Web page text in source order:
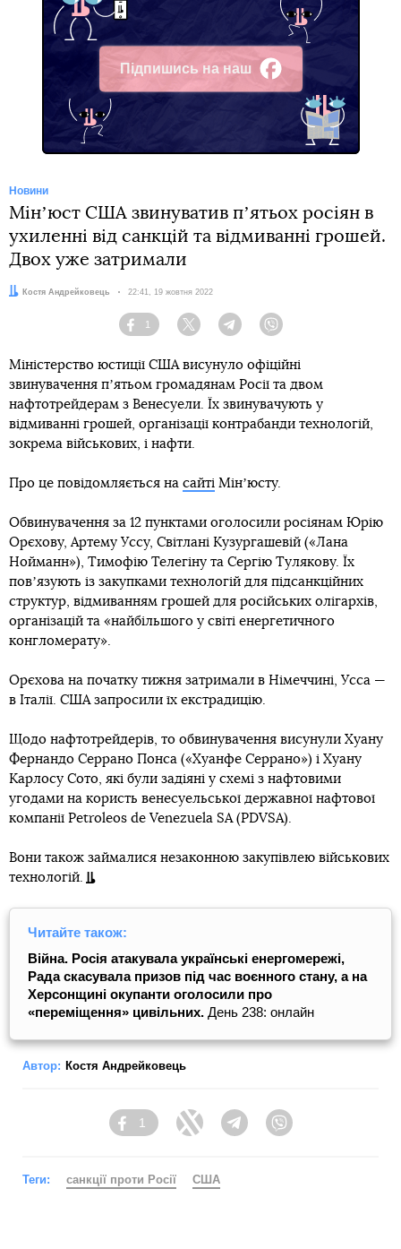
Підпишись на наш
Facebook
Новини
Мінʼюст США звинуватив пʼятьох росіян в
ухиленні від санкцій та відмиванні грошей.
Двох уже затримали
Автор:Костя Андрейковець Дата:
22:41, 19 жовтня 2022
Facebook
1
Twitter TelegramViber
Міністерство юстиції США висунуло офіційні
звинувачення пʼятьом громадянам Росії та двом
нафтотрейдерам з Венесуели. Їх звинувачують у
відмиванні грошей, організації контрабанди технологій,
зокрема військових, і нафти.
Про це повідомляється на сайті Мінʼюсту.
Обвинувачення за 12 пунктами оголосили росіянам Юрію
Орєхову, Артему Уссу, Світлані Кузургашевій («Лана
Нойманн»), Тимофію Телегіну та Сергію Тулякову. Їх
повʼязують із закупками технологій для підсанкційних
структур, відмиванням грошей для російських олігархів,
організацій та «найбільшого у світі енергетичного
конгломерату».
Орєхова на початку тижня затримали в Німеччині, Усса —
в Італії. США запросили їх екстрадицію.
Щодо нафтотрейдерів, то обвинувачення висунули Хуану
Фернандо Серрано Понса («Хуанфе Серрано») і Хуану
Карлосу Сото, які були задіяні у схемі з нафтовими
угодами на користь венесуельської державної нафтової
компанії Petroleos de Venezuela SA (PDVSA).
Вони також займалися незаконною закупівлею військових
технологій.
Читайте також:
Війна. Росія атакувала українські енергомережі,
Рада скасувала призов під час воєнного стану, а на
Херсонщині окупанти оголосили про
«переміщення» цивільних. День 238: онлайн
Автор: Костя Андрейковець
Facebook
1
Twitter TelegramViber
Теги: санкції проти Росії США